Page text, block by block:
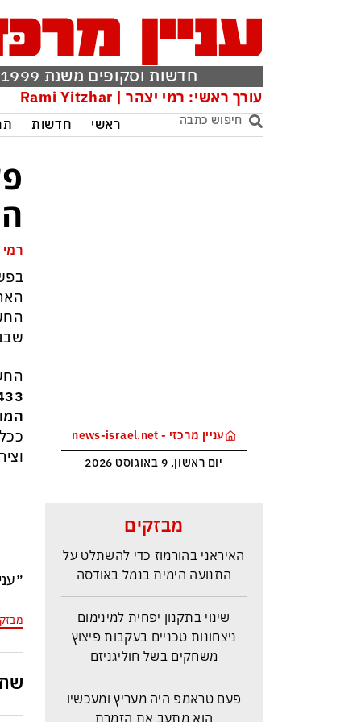
חדשות וסקופים משנת 1999
עורך ראשי: רמי יצהר | Rami Yitzhar
ראשי חדשות
עניין מרכזי - news-israel.net
יום ראשון, 9 באוגוסט 2026
מבזקים
פוטין מנסה לנצל את הניצחון
האיראני בהורמוז כדי להשתלט על
התנועה הימית בנמל באודסה
שינוי בתקנון יפחית למינימום
ניצחונות טכניים בעקבות פיצוץ
משחקים בשל חוליגניזם
פעם טראמפ היה מעריץ ומעכשיו
הוא מתעב את הזמרת
מבזק